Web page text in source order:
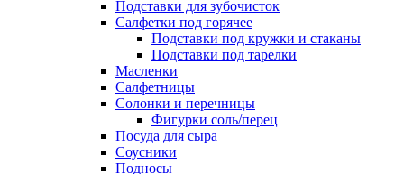
Подставки для зубочисток
Салфетки под горячее
Подставки под кружки и стаканы
Подставки под тарелки
Масленки
Салфетницы
Солонки и перечницы
Фигурки соль/перец
Посуда для сыра
Соусники
Подносы